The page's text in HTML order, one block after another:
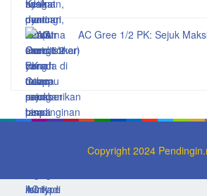
AC Gree 1/2 PK: Sejuk
Copyright 2024